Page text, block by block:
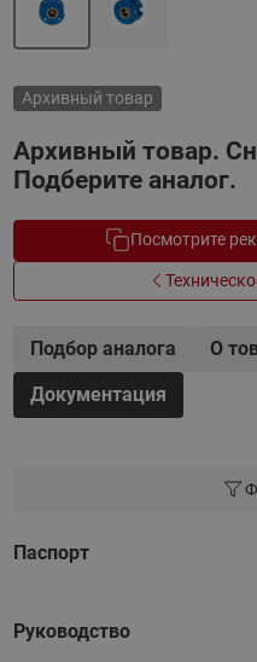
Архивный товар
Архивный товар.
Подберите аналог.
Посмотрите
Подбор аналога О
Документация
Паспорт
Руководство